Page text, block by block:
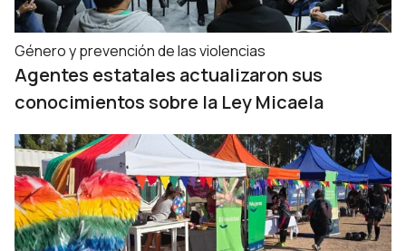
Género y prevención de las violencias
Agentes estatales actualizaron sus
conocimientos sobre la Ley Micaela